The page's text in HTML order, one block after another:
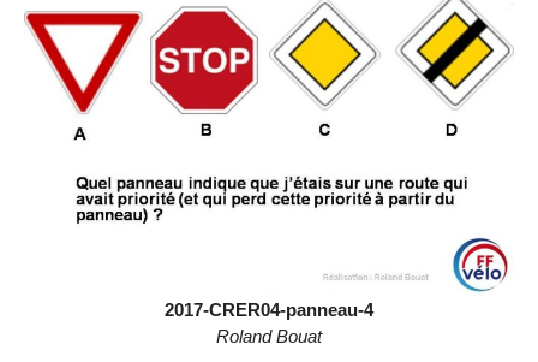
2017-CRER04-panneau-4
Roland Bouat